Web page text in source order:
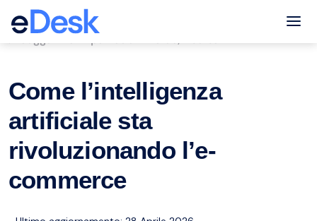
eCommerce Support Central
Come l’intelligenza
artificiale sta
rivoluzionando l’e-
commerce